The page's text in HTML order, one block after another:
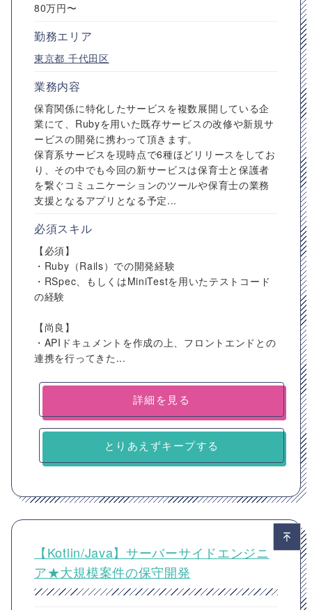
80万円〜
勤務エリア
東京都 千代田区
業務内容
保育関係に特化したサービスを複数展開している企
業にて、Rubyを用いた既存サービスの改修や新規サ
ービスの開発に携わって頂きます。
保育系サービスを現時点で6種ほどリリースをしてお
り、その中でも今回の新サービスは保育士と保護者
を繋ぐコミュニケーションのツールや保育士の業務
支援となるアプリとなる予定...
必須スキル
【必須】
・Ruby（Rails）での開発経験
・RSpec、もしくはMiniTestを用いたテストコード
の経験
【尚良】
・APIドキュメントを作成の上、フロントエンドとの
連携を行ってきた...
詳細を見る
とりあえずキープする
【Kotlin/Java】サーバーサイドエンジニ
ア★大規模案件の保守開発